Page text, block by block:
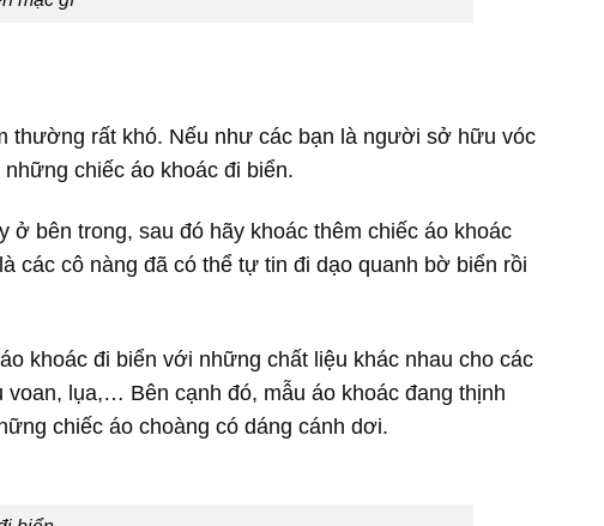
thường rất khó. Nếu như các bạn là người sở hữu vóc
chiếc áo khoác đi biển.
ở bên trong, sau đó hãy khoác thêm chiếc áo khoác
các cô nàng đã có thể tự tin đi dạo quanh bờ biển rồi
khoác đi biển với những chất liệu khác nhau cho các
lụa,… Bên cạnh đó, mẫu áo khoác đang thịnh
chiếc áo choàng có dáng cánh dơi.